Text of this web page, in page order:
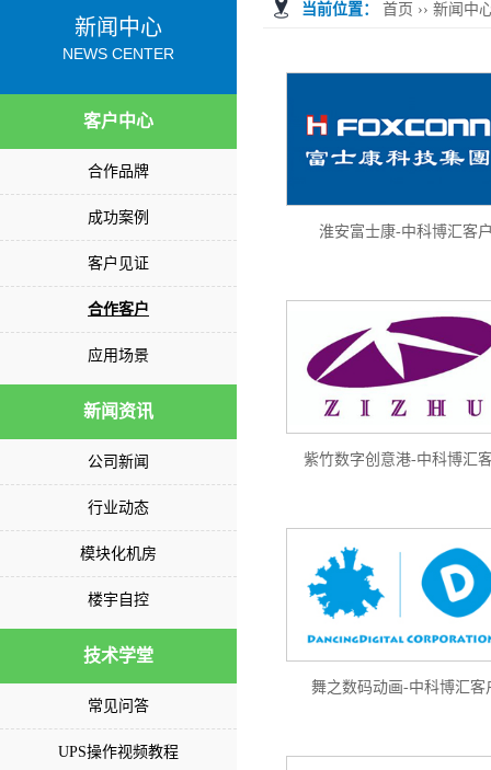
当前位置： 首页 ›› 新闻中
淮安富士康-中科博汇客
紫竹数字创意港-中科博汇
舞之数码动画-中科博汇客
新闻中心
NEWS CENTER
客户中心
合作品牌
成功案例
客户见证
合作客户
应用场景
新闻资讯
公司新闻
行业动态
模块化机房
楼宇自控
技术学堂
常见问答
UPS操作视频教程